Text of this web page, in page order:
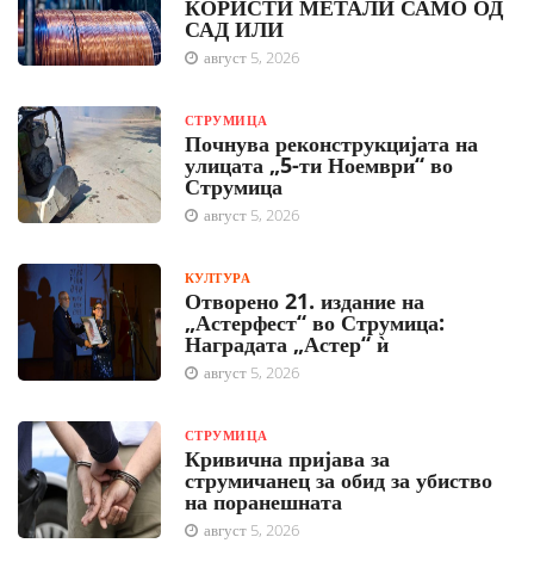
КОРИСТИ МЕТАЛИ САМО ОД
САД ИЛИ
август 5, 2026
СТРУМИЦА
Почнува реконструкцијата на
улицата „5-ти Ноември“ во
Струмица
август 5, 2026
КУЛТУРА
Отворено 21. издание на
„Астерфест“ во Струмица:
Наградата „Астер“ ѝ
август 5, 2026
СТРУМИЦА
Кривична пријава за
струмичанец за обид за убиство
на поранешната
август 5, 2026